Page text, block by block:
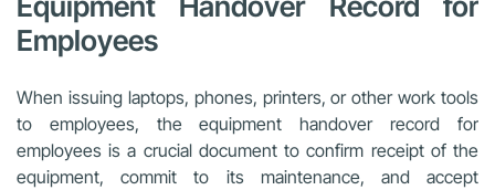
Employees
When issuing laptops, phones, printers, or other work tools
to employees, the equipment handover record for
employees is a crucial document to confirm receipt of the
equipment, commit to its maintenance, and accept